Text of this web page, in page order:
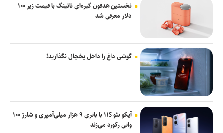
نخستین هدفون گیره‌ای ناتینگ با قیمت زیر ۱۰۰
دلار معرفی شد
گوشی داغ را داخل یخچال نگذارید!
آیکو نئو ۱۱S با باتری ۹ هزار میلی‌آمپری و شارژ ۱۰۰
واتی رکورد می‌زند